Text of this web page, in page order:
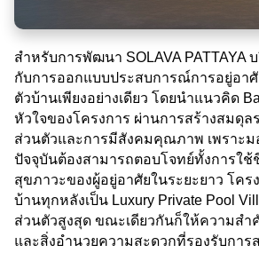
สำหรับการพัฒนา SOLAVA
กับการออกแบบประสบการณ์การอยู่อา
ตัวบ้านเพียงอย่างเดียว โดยนำแนวคิด
หัวใจของโครงการ ผ่านการสร้างสมดุล
ส่วนตัวและการมีสังคมคุณภาพ เพราะม
ปัจจุบันต้องสามารถตอบโจทย์ทั้งการใช้
สุขภาวะของผู้อยู่อาศัยในระยะยาว โคร
บ้านทุกหลังเป็น Luxury Private Pool
ส่วนตัวสูงสุด ขณะเดียวกันก็ให้ความส
และสิ่งอำนวยความสะดวกที่รองรับการ